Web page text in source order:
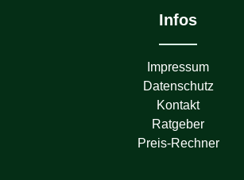
Infos
Impressum
Datenschutz
Kontakt
Ratgeber
Preis-Rechner